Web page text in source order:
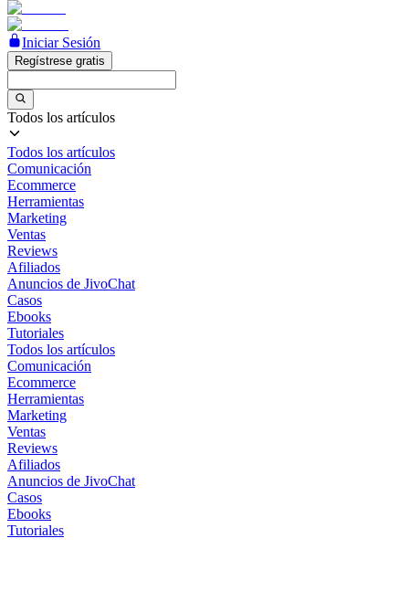
Iniciar Sesión
Regístrese gratis
Todos los artículos
Todos los artículos
Comunicación
Ecommerce
Herramientas
Marketing
Ventas
Reviews
Afiliados
Anuncios de JivoChat
Casos
Ebooks
Tutoriales
Todos los artículos
Comunicación
Ecommerce
Herramientas
Marketing
Ventas
Reviews
Afiliados
Anuncios de JivoChat
Casos
Ebooks
Tutoriales